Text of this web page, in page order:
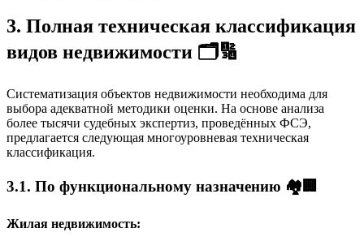
3. Полная техническая классификация
видов недвижимости 🗂️🔢
Систематизация объектов недвижимости необходима для
выбора адекватной методики оценки. На основе анализа
более тысячи судебных экспертиз, проведённых ФСЭ,
предлагается следующая многоуровневая техническая
классификация.
3.1. По функциональному назначению 🏘️🏢
Жилая недвижимость: